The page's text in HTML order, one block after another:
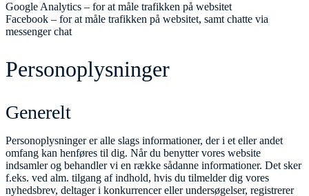
Google Analytics – for at måle trafikken på websitet
Facebook – for at måle trafikken på websitet, samt chatte via
messenger chat
Personoplysninger
Generelt
Personoplysninger er alle slags informationer, der i et eller andet
omfang kan henføres til dig. Når du benytter vores website
indsamler og behandler vi en række sådanne informationer. Det sker
f.eks. ved alm. tilgang af indhold, hvis du tilmelder dig vores
nyhedsbrev, deltager i konkurrencer eller undersøgelser, registrerer